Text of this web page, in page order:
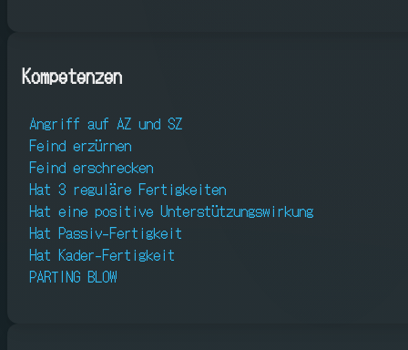
Kompetenzen
Angriff auf AZ und SZ
Feind erzürnen
Feind erschrecken
Hat 3 reguläre Fertigkeiten
Hat eine positive Unterstützungswirkung
Hat Passiv-Fertigkeit
Hat Kader-Fertigkeit
PARTING BLOW